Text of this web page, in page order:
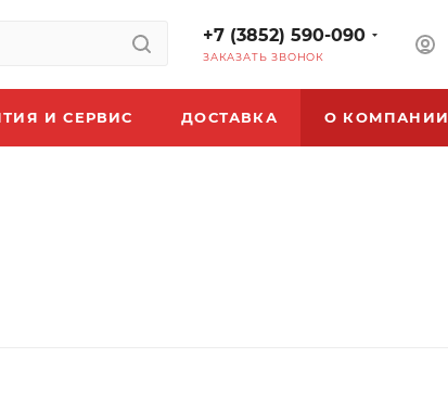
+7 (3852) 590-090
ЗАКАЗАТЬ ЗВОНОК
И СЕРВИС ДОСТАВКА О КОМПАНИИ